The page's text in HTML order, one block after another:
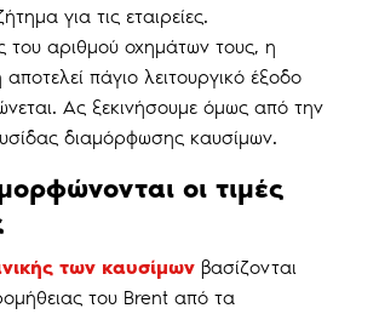
για τις εταιρείες.
του αριθμού οχημάτων τους, η
πάγιο λειτουργικό έξοδο
Ας ξεκινήσουμε όμως από την
διαμόρφωσης καυσίμων.
οι τιμές
των καυσίμωνβασίζονται
του Brent από τα